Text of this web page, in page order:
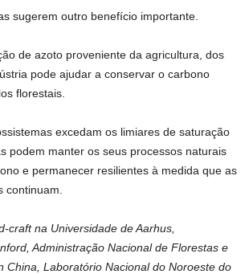
sugerem outro benefício importante.
de azoto proveniente da agricultura, dos
pode ajudar a conservar o carbono
florestais.
excedam os limiares de saturação
podem manter os seus processos naturais
e permanecer resilientes à medida que as
continuam.
craft na Universidade de Aarhus,
Administração Nacional de Florestas e
China, Laboratório Nacional do Noroeste do